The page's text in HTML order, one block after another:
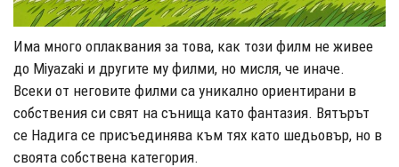
Има много оплаквания за това, как този филм не живее
до Miyazaki и другите му филми, но мисля, че иначе.
Всеки от неговите филми са уникално ориентирани в
собствения си свят на сънища като фантазия. Вятърът
се Надига се присъединява към тях като шедьовър, но в
своята собствена категория.